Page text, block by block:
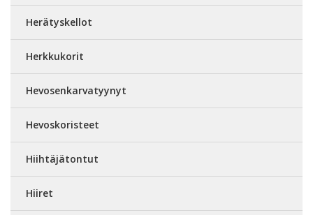
Herätyskellot
Herkkukorit
Hevosenkarvatyynyt
Hevoskoristeet
Hiihtäjätontut
Hiiret